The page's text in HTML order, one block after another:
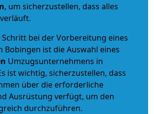
, um sicherzustellen, dass alles
verläuft.
bei der Vorbereitung eines
Bobingen ist die Auswahl eines
Umzugsunternehmens in
ist wichtig, sicherzustellen, dass
über die erforderliche
Ausrüstung verfügt, um den
durchzuführen.